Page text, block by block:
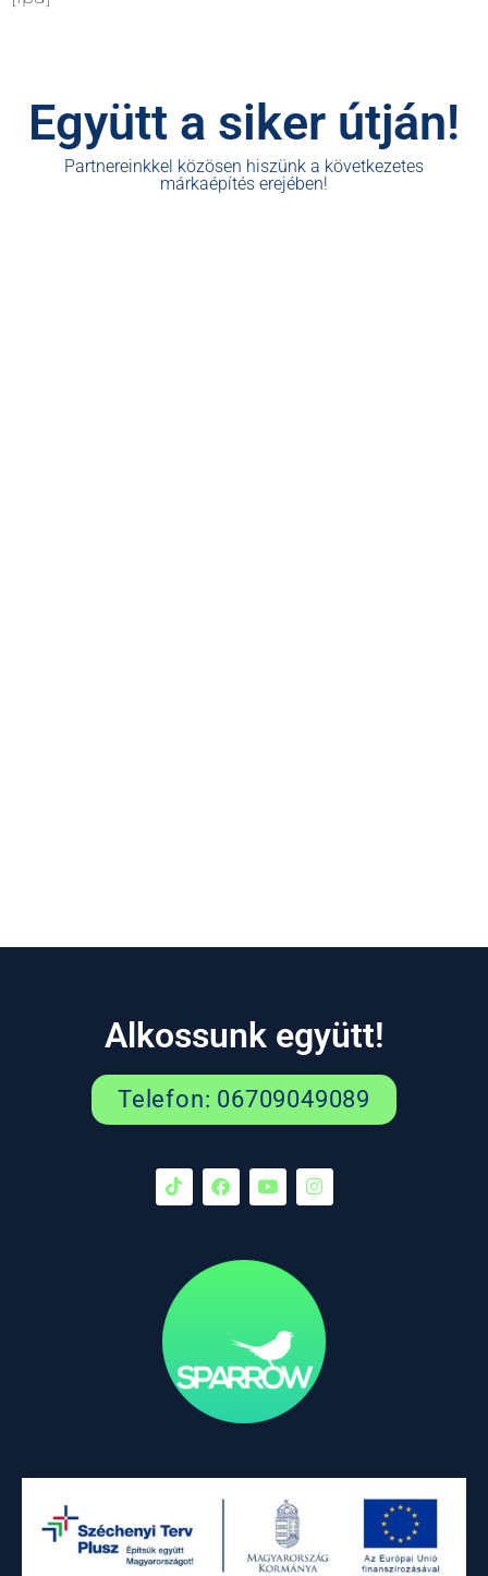
Együtt a siker útján!
Partnereinkkel közösen hiszünk a következetes
márkaépítés erejében!
Alkossunk együtt!
Telefon: 06709049089